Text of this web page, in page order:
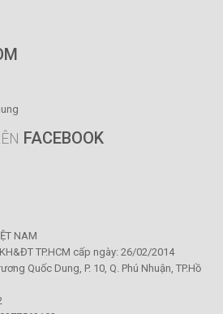
FACEBOOK
NAM
TP.HCM cấp ngày: 26/02/2014
Quốc Dung, P. 10, Q. Phú Nhuận, TP.Hồ